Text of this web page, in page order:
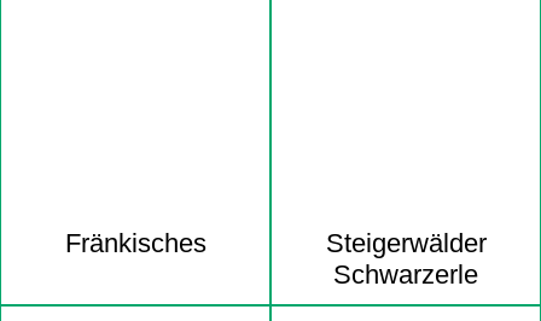
Fränkisches
Steigerwälder
Schwarzerle